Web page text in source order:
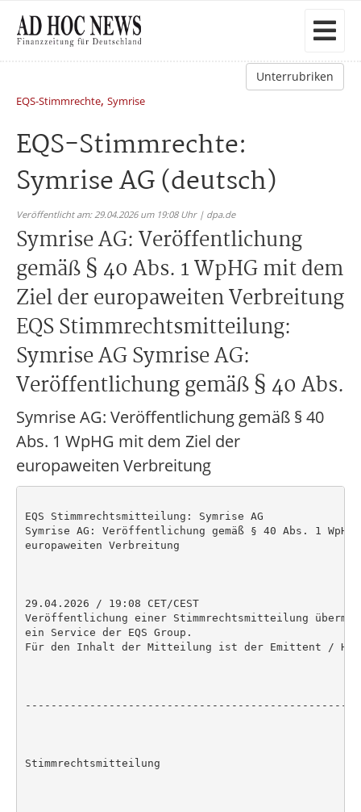
Unterrubriken
EQS-Stimmrechte, Symrise
EQS-Stimmrechte:
Symrise AG (deutsch)
Veröffentlicht am: 29.04.2026 um 19:08 Uhr | dpa.de
Symrise AG: Veröffentlichung
gemäß § 40 Abs. 1 WpHG mit dem
Ziel der europaweiten Verbreitung
EQS Stimmrechtsmitteilung:
Symrise AG Symrise AG:
Veröffentlichung gemäß § 40 Abs.
Symrise AG: Veröffentlichung gemäß § 40
Abs. 1 WpHG mit dem Ziel der
europaweiten Verbreitung
EQS Stimmrechtsmitteilung: Symrise AG
Symrise AG: Veröffentlichung gemäß § 40 Abs. 1
europaweiten Verbreitung
29.04.2026 / 19:08 CET/CEST
Veröffentlichung einer Stimmrechtsmitteilung
ein Service der EQS Group.
Für den Inhalt der Mitteilung ist der Emittent /
Stimmrechtsmitteilung